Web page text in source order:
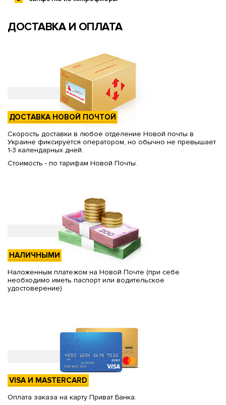
ДОСТАВКА И ОПЛАТА
ДОСТАВКА НОВОЙ ПОЧТОЙ
Скорость доставки в любое отделение Новой почты в
Украине фиксируется оператором, но обычно не превышает
1-3 календарных дней.
Стоимость - по тарифам Новой Почты.
НАЛИЧНЫМИ
Наложенным платежом на Новой Почте (при себе
необходимо иметь паспорт или водительское
удостоверение)
VISA И MASTERCARD
Оплата заказа на карту Приват Банка.